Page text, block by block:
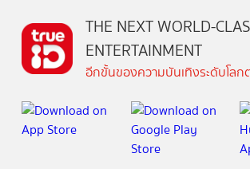
THE NEXT WORLD-
ENTERTAINMENT
อีกขั้นของความบันเทิงระดับโล